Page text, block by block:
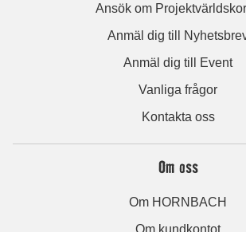
Ansök om
Anmäl dig till
Anmäl dig till Event
Vanliga frågor
Kontakta oss
Om oss
Om HORNBACH
Om kundkontot